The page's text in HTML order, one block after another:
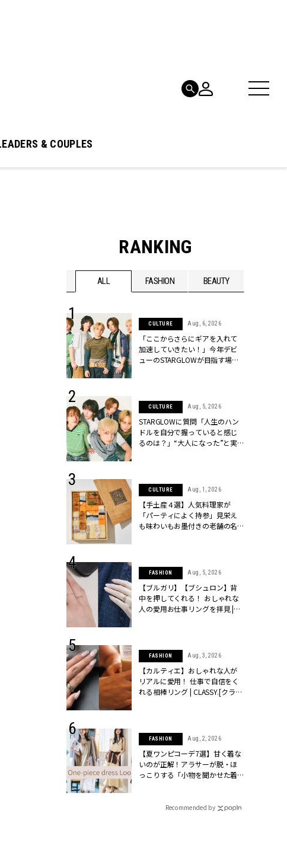
& COUPLES
RANKING
ALL FASHION BEAUTY
！ポメラートの
板“シンプル黒ワ
クラッシィ]
に選ぶ人増えて
クラッシィ]
ベーシック４選 |
シィ]
CULTURE Aug, 6, 2026
「ここからさらにギアを入れて
加速していきたい！」今年デビ
ューのSTARGLOWが目指す場所
CULTURE Aug, 5, 2026
STARGLOWに質問「人生のハン
ドルを自分で握っていると感じ
るのは？」“大️人になった”と実
CULTURE Aug, 1, 2026
【手土産４選】人気料理家が
「パーティによく持参」見栄え
も味わいもお墨付きの老舗の名
FASHION Aug, 5, 2026
【ブルガリ】【ブシュロン】背
中を押してくれる！ おしゃれな
人の愛用お仕事リングを拝見 |
FASHION Aug, 3, 2026
【カルティエ】おしゃれな人が
リアルに愛用！ 仕事で自信をく
れる相棒リング | CLASSY.[クラッ
FASHION Aug, 2, 2026
【夏ワンピコーデ7選】甘く着な
いのが正解！アラサーが脱・ほ
っこりする「小物を聞かせた着
Recommended by